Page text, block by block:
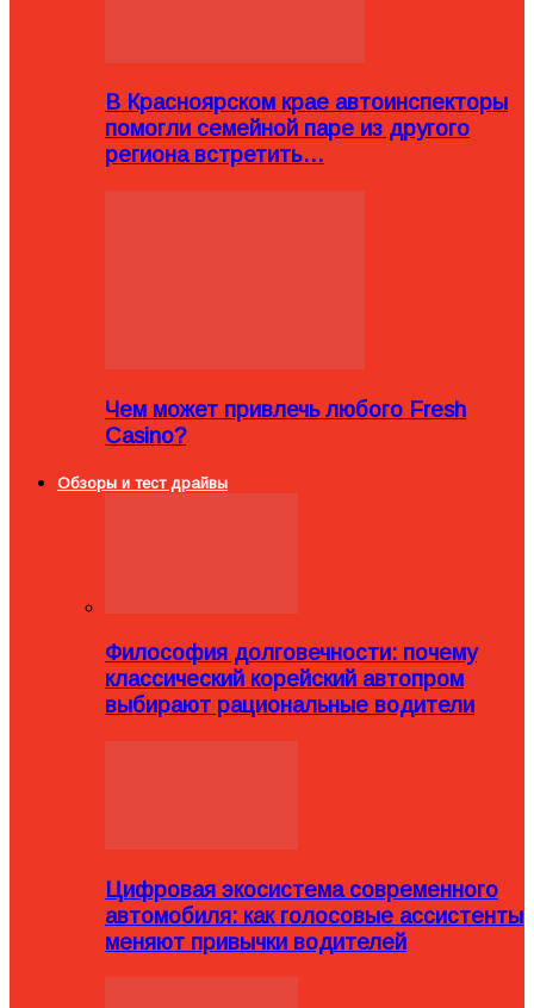
В Красноярском крае автоинспекторы
помогли семейной паре из другого
региона встретить…
Чем может привлечь любого Fresh
Casino?
Обзоры и тест драйвы
Философия долговечности: почему
классический корейский автопром
выбирают рациональные водители
Цифровая экосистема современного
автомобиля: как голосовые ассистенты
меняют привычки водителей